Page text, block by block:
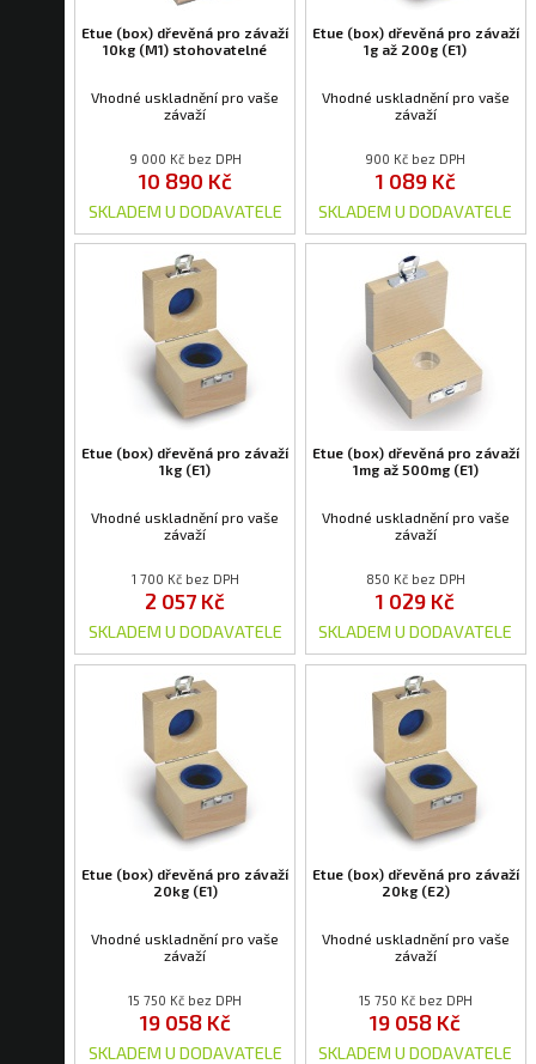
Etue (box) dřevěná pro závaží
10kg (M1) stohovatelné
Vhodné uskladnění pro vaše
závaží
9 000 Kč bez DPH
10 890 Kč
SKLADEM U DODAVATELE
Etue (box) dřevěná pro závaží
1g až 200g (E1)
Vhodné uskladnění pro vaše
závaží
900 Kč bez DPH
1 089 Kč
SKLADEM U DODAVATELE
Etue (box) dřevěná pro závaží
1kg (E1)
Vhodné uskladnění pro vaše
závaží
1 700 Kč bez DPH
2 057 Kč
SKLADEM U DODAVATELE
Etue (box) dřevěná pro závaží
1mg až 500mg (E1)
Vhodné uskladnění pro vaše
závaží
850 Kč bez DPH
1 029 Kč
SKLADEM U DODAVATELE
Etue (box) dřevěná pro závaží
20kg (E1)
Vhodné uskladnění pro vaše
závaží
15 750 Kč bez DPH
19 058 Kč
SKLADEM U DODAVATELE
Etue (box) dřevěná pro závaží
20kg (E2)
Vhodné uskladnění pro vaše
závaží
15 750 Kč bez DPH
19 058 Kč
SKLADEM U DODAVATELE